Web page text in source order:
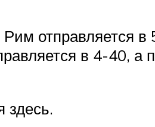
отправляется
в 4-40,
здесь.